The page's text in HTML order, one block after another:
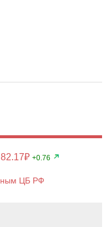
82.17₽ +0.76
ЦБ РФ